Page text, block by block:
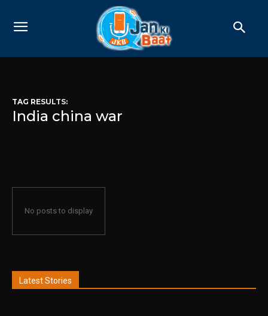
TAG RESULTS:
India china war
No posts to display
Latest Stories